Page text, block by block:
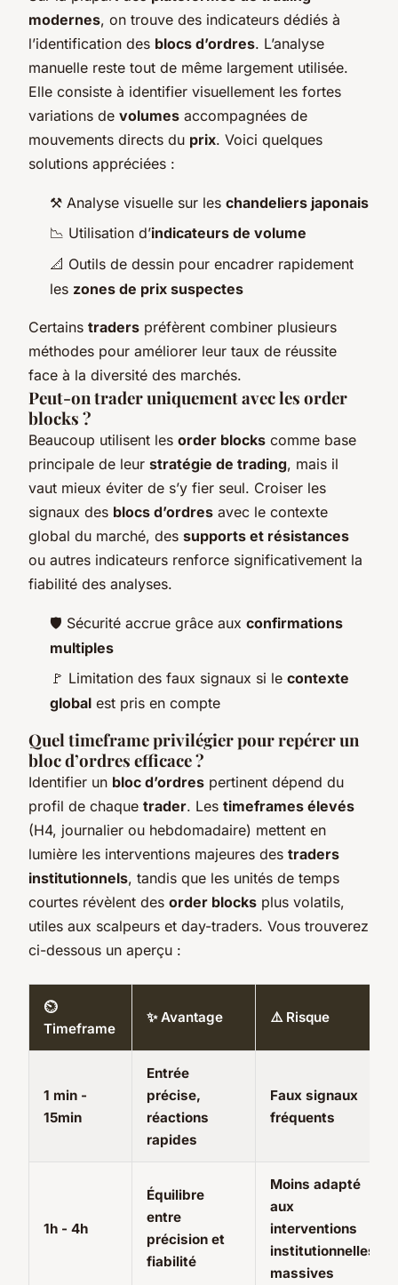
modernes, on trouve des indicateurs dédiés à
l’identification des blocs d’ordres. L’analyse
manuelle reste tout de même largement utilisée.
Elle consiste à identifier visuellement les fortes
variations de volumes accompagnées de
mouvements directs du prix. Voici quelques
solutions appréciées :
⚒️ Analyse visuelle sur les chandeliers japonais
📉 Utilisation d’indicateurs de volume
📐 Outils de dessin pour encadrer rapidement
les zones de prix suspectes
Certains traders préfèrent combiner plusieurs
méthodes pour améliorer leur taux de réussite
face à la diversité des marchés.
Peut-on trader uniquement avec les order
blocks ?
Beaucoup utilisent les order blocks comme base
principale de leur stratégie de trading, mais il
vaut mieux éviter de s’y fier seul. Croiser les
signaux des blocs d’ordres avec le contexte
global du marché, des supports et résistances
ou autres indicateurs renforce significativement la
fiabilité des analyses.
🛡️ Sécurité accrue grâce aux confirmations
multiples
🚩 Limitation des faux signaux si le contexte
global est pris en compte
Quel timeframe privilégier pour repérer un
bloc d’ordres efficace ?
Identifier un bloc d’ordres pertinent dépend du
profil de chaque trader. Les timeframes élevés
(H4, journalier ou hebdomadaire) mettent en
lumière les interventions majeures des traders
institutionnels, tandis que les unités de temps
courtes révèlent des order blocks plus volatils,
utiles aux scalpeurs et day-traders. Vous trouverez
ci-dessous un aperçu :
⏲️
Timeframe
✨ Avantage ⚠️ Risque
1 min -
15min
Entrée
précise,
réactions
rapides
Faux signaux
fréquents
1h - 4h
Équilibre
entre
précision et
fiabilité
Moins adapté
aux
interventions
institutionnelles
massives